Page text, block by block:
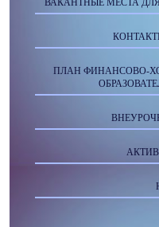
ВАКАНТНЫЕ МЕСТА
ПЛАН ФИНАНСОВО-